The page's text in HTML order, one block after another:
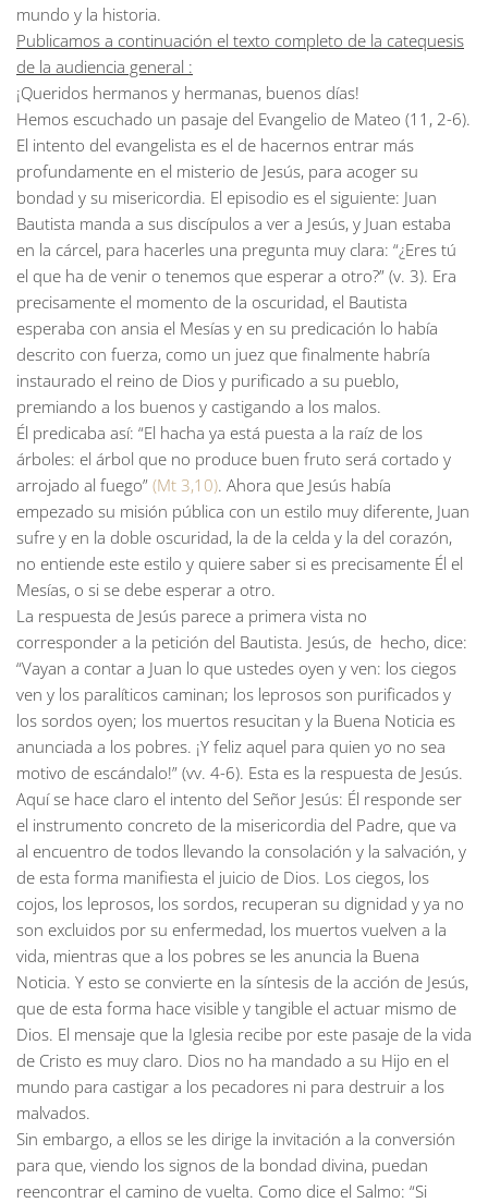
mundo y la historia.
Publicamos a continuación el texto completo de la catequesis
de la audiencia general :
¡Queridos hermanos y hermanas, buenos días!
Hemos escuchado un pasaje del Evangelio de Mateo (11, 2-6).
El intento del evangelista es el de hacernos entrar más
profundamente en el misterio de Jesús, para acoger su
bondad y su misericordia. El episodio es el siguiente: Juan
Bautista manda a sus discípulos a ver a Jesús, y Juan estaba
en la cárcel, para hacerles una pregunta muy clara: “¿Eres tú
el que ha de venir o tenemos que esperar a otro?” (v. 3). Era
precisamente el momento de la oscuridad, el Bautista
esperaba con ansia el Mesías y en su predicación lo había
descrito con fuerza, como un juez que finalmente habría
instaurado el reino de Dios y purificado a su pueblo,
premiando a los buenos y castigando a los malos.
Él predicaba así: “El hacha ya está puesta a la raíz de los
árboles: el árbol que no produce buen fruto será cortado y
arrojado al fuego” (Mt 3,10). Ahora que Jesús había
empezado su misión pública con un estilo muy diferente, Juan
sufre y en la doble oscuridad, la de la celda y la del corazón,
no entiende este estilo y quiere saber si es precisamente Él el
Mesías, o si se debe esperar a otro.
La respuesta de Jesús parece a primera vista no
corresponder a la petición del Bautista. Jesús, de hecho, dice:
“Vayan a contar a Juan lo que ustedes oyen y ven: los ciegos
ven y los paralíticos caminan; los leprosos son purificados y
los sordos oyen; los muertos resucitan y la Buena Noticia es
anunciada a los pobres. ¡Y feliz aquel para quien yo no sea
motivo de escándalo!” (vv. 4-6). Esta es la respuesta de Jesús.
Aquí se hace claro el intento del Señor Jesús: Él responde ser
el instrumento concreto de la misericordia del Padre, que va
al encuentro de todos llevando la consolación y la salvación, y
de esta forma manifiesta el juicio de Dios. Los ciegos, los
cojos, los leprosos, los sordos, recuperan su dignidad y ya no
son excluidos por su enfermedad, los muertos vuelven a la
vida, mientras que a los pobres se les anuncia la Buena
Noticia. Y esto se convierte en la síntesis de la acción de Jesús,
que de esta forma hace visible y tangible el actuar mismo de
Dios. El mensaje que la Iglesia recibe por este pasaje de la vida
de Cristo es muy claro. Dios no ha mandado a su Hijo en el
mundo para castigar a los pecadores ni para destruir a los
malvados.
Sin embargo, a ellos se les dirige la invitación a la conversión
para que, viendo los signos de la bondad divina, puedan
reencontrar el camino de vuelta. Como dice el Salmo: “Si